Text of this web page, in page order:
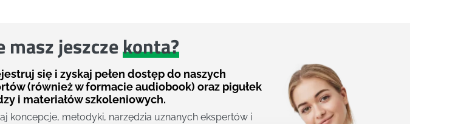
masz jeszczekonta?
się i zyskaj pełen dostęp do naszych
(również w formacie audiobook) oraz pigułek
i materiałów szkoleniowych.
koncepcje, metodyki, narzędzia uznanych ekspertów i